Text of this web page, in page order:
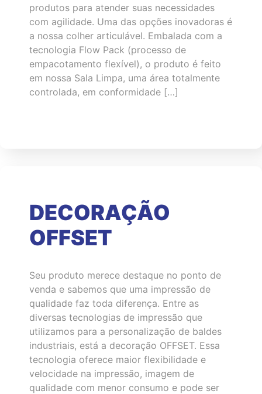
produtos para atender suas necessidades
com agilidade. Uma das opções inovadoras é
a nossa colher articulável. Embalada com a
tecnologia Flow Pack (processo de
empacotamento flexível), o produto é feito
em nossa Sala Limpa, uma área totalmente
controlada, em conformidade […]
DECORAÇÃO
OFFSET
Seu produto merece destaque no ponto de
venda e sabemos que uma impressão de
qualidade faz toda diferença. Entre as
diversas tecnologias de impressão que
utilizamos para a personalização de baldes
industriais, está a decoração OFFSET. Essa
tecnologia oferece maior flexibilidade e
velocidade na impressão, imagem de
qualidade com menor consumo e pode ser